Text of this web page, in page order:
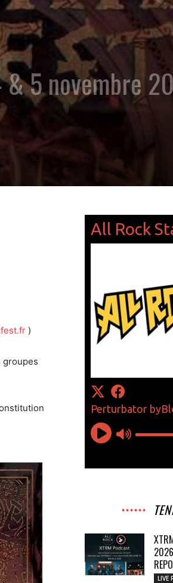
& 5 novembre
)
groupes
LIVE